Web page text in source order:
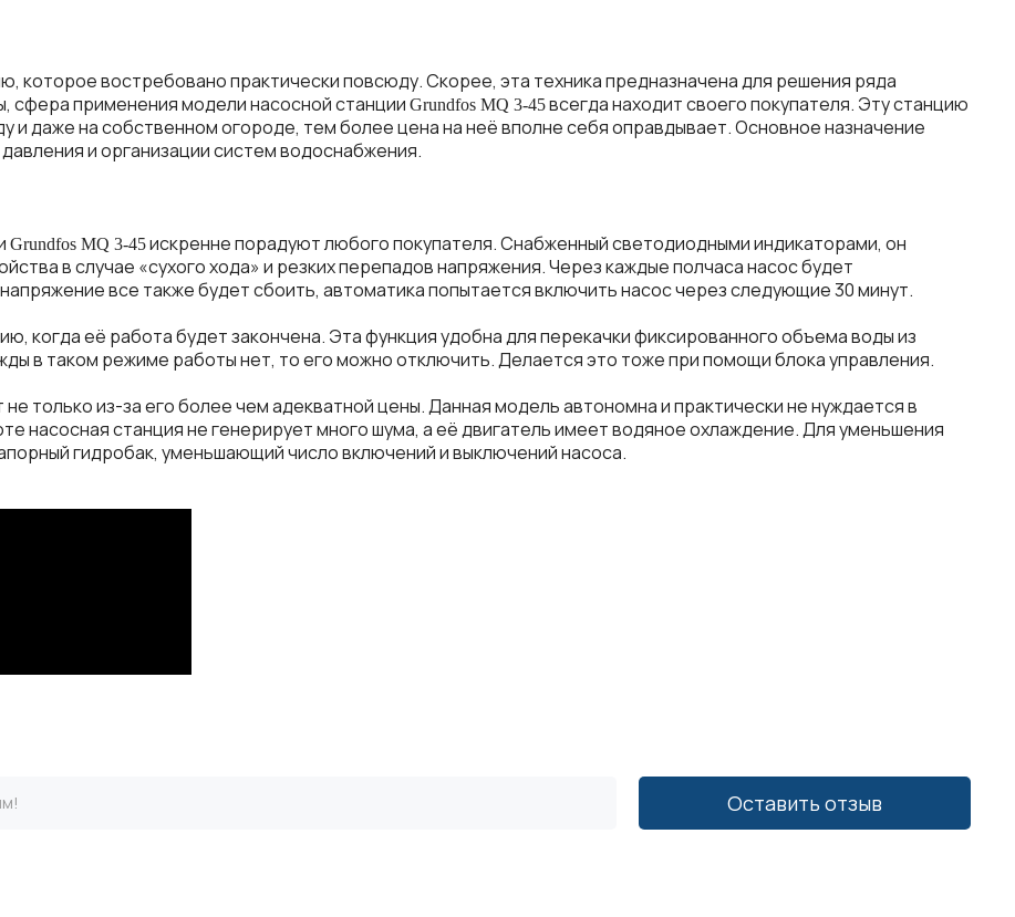
, котороевостребованопрактическиповсюду.Скорее, эта техникапредназначенадля решения ряда
, сфераприменениямоделинасоснойстанции Grundfos MQ 3-45всегданаходитсвоегопокупателя. Этустанцию
идаженасобственномогороде, темболееценананеёвполнесебяоправдывает.Основноеназначение
давленияиорганизациисистемводоснабжения.
Grundfos MQ 3-45искреннепорадуютлюбогопокупателя.Снабженныйсветодиоднымииндикаторами, он
вслучае «сухогохода» и резкихперепадовнапряжения.Черезкаждыеполчасанасосбудет
напряжениевсе такжебудетсбоить, автоматикапопытаетсявключитьнасосчерезследующие30минут.
, когдаеё работабудетзакончена. Этафункцияудобнадляперекачкификсированногообъемаводыиз
в таком режиме работынет, тоегоможноотключить.Делаетсяэто тожеприпомощиблокауправления.
не толькоиз-заегоболеечемадекватнойцены.Даннаямодельавтономнаипрактическиненуждаетсяв
насоснаястанциянегенерируетмногошума, аеёдвигательимеетводяноеохлаждение.Дляуменьшения
гидробак, уменьшающийчисловключенийивыключенийнасоса.
Оставить отзыв